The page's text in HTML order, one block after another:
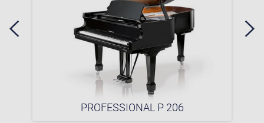
PROFESSIONAL P 206